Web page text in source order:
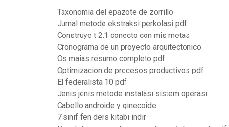
Taxonomia del epazote de zorrillo
Jurnal metode ekstraksi perkolasi pdf
Construye t 2.1 conecto con mis metas
Cronograma de un proyecto arquitectonico
Os maias resumo completo pdf
Optimizacion de procesos productivos pdf
El federalista 10 pdf
Jenis jenis metode instalasi sistem operasi
Cabello androide y ginecoide
7.sınıf fen ders kitabı indir